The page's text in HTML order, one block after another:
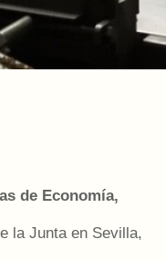
de Economía,
la Junta en Sevilla,